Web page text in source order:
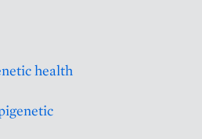
health